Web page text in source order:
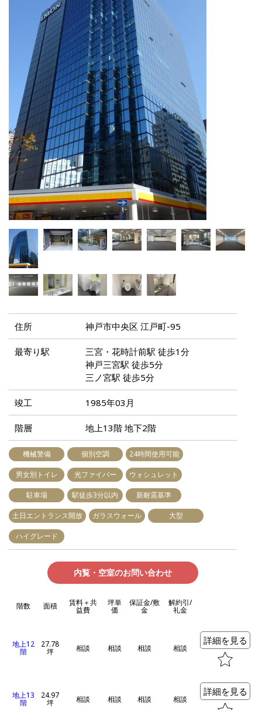
住所 神戸市中央区 江戸町-95
最寄り駅
三宮・花時計前駅 徒歩1分
神戸三宮駅 徒歩5分
三ノ宮駅 徒歩5分
竣工 1985年03月
階層 地上13階 地下2階
機械警備 個別空調 24時間使用可能
男女別トイレ 光ファイバー ウォシュレット
駐車場 駅徒歩3分以内 新耐震基準
土日エントランス開放 ガラスウォール 大型
ハイグレード
内覧・空室のお問い合わせ
階数 面積 賃料＋共
益費
坪単
価
保証金/敷
金
解約引/
礼金
地上12
階
27.78
坪 相談 相談 相談 相談
詳細を見る
地上13
階
24.97
坪 相談 相談 相談 相談
詳細を見る